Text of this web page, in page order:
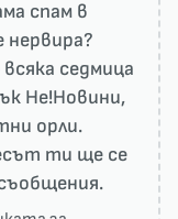
спам в
седмица
He!Новини,
орли.
ти ще се